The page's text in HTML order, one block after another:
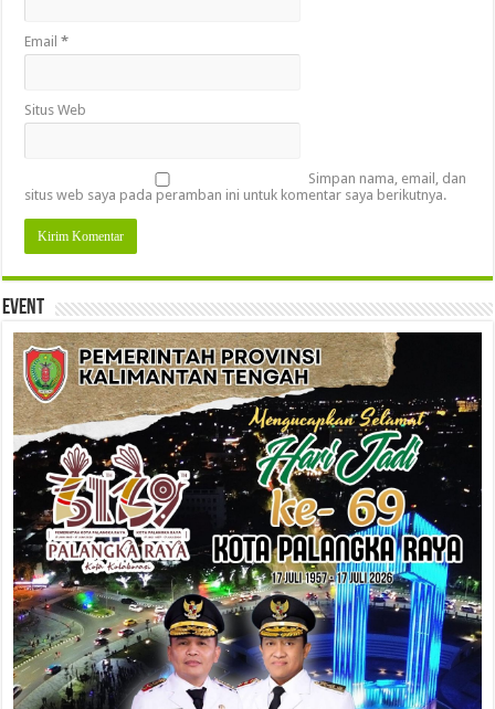
Email*
Situs Web
Simpan nama, email, dan
situs web saya pada peramban ini untuk komentar saya berikutnya.
Event